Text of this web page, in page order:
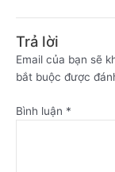
Trả lời
Email của bạn sẽ
bắt buộc được
Bình luận *